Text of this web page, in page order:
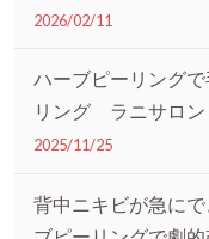
2026/02/11
ハーブピーリング
リング ラニサロン
2025/11/25
背中ニキビが急に